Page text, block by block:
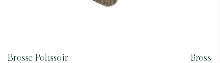
Brosse Polissoir Brosse